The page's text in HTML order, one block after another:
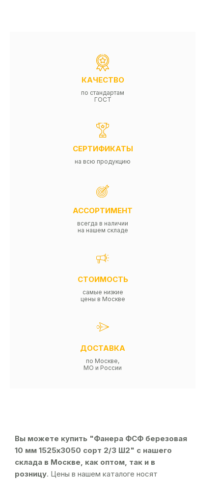
КАЧЕСТВО
по стандартам
ГОСТ
СЕРТИФИКАТЫ
на всю продукцию
АССОРТИМЕНТ
всегда в наличии
на нашем складе
СТОИМОСТЬ
самые низкие
цены в Москве
ДОСТАВКА
по Москве,
МО и России
Вы можете купить "Фанера ФСФ березовая
10 мм 1525х3050 сорт 2/3 Ш2" с нашего
склада в Москве, как оптом, так и в
розницу. Цены в нашем каталоге носят